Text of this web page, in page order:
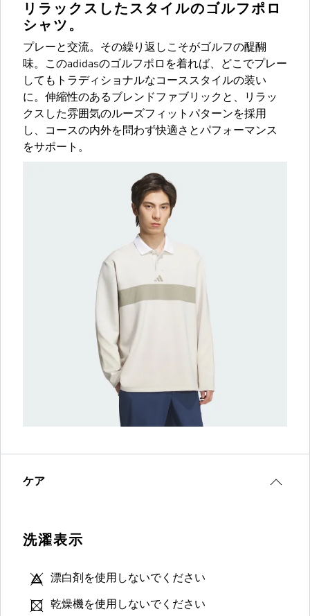
リラックスしたスタイルのゴルフポロ
シャツ。
プレーと交流。その繰り返しこそがゴルフの醍醐
味。このadidasのゴルフポロを着れば、どこでプレー
してもトラディショナルなコーススタイルの装い
に。伸縮性のあるブレンドファブリックと、リラッ
クスした雰囲気のルーズフィットパターンを採用
し、コースの内外を問わず快適さとパフォーマンス
をサポート。
ケア
洗濯表示
漂白剤を使用しないでください
乾燥機を使用しないでください